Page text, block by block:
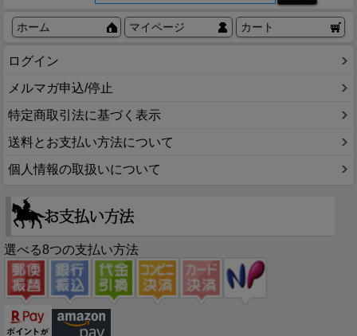
ホーム マイページ カート
ログイン
メルマガ申込/停止
特定商取引法に基づく表示
送料とお支払い方法について
個人情報の取扱いについて
選べる8つの支払い方法